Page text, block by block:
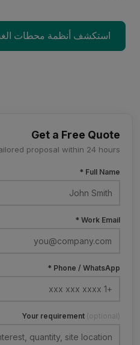
استكشف أنظمة محطات
Get a Free Quote
proposal within 24 hours.
Full Name *
Work Email *
Phone / WhatsApp *
Your requirement (optional)